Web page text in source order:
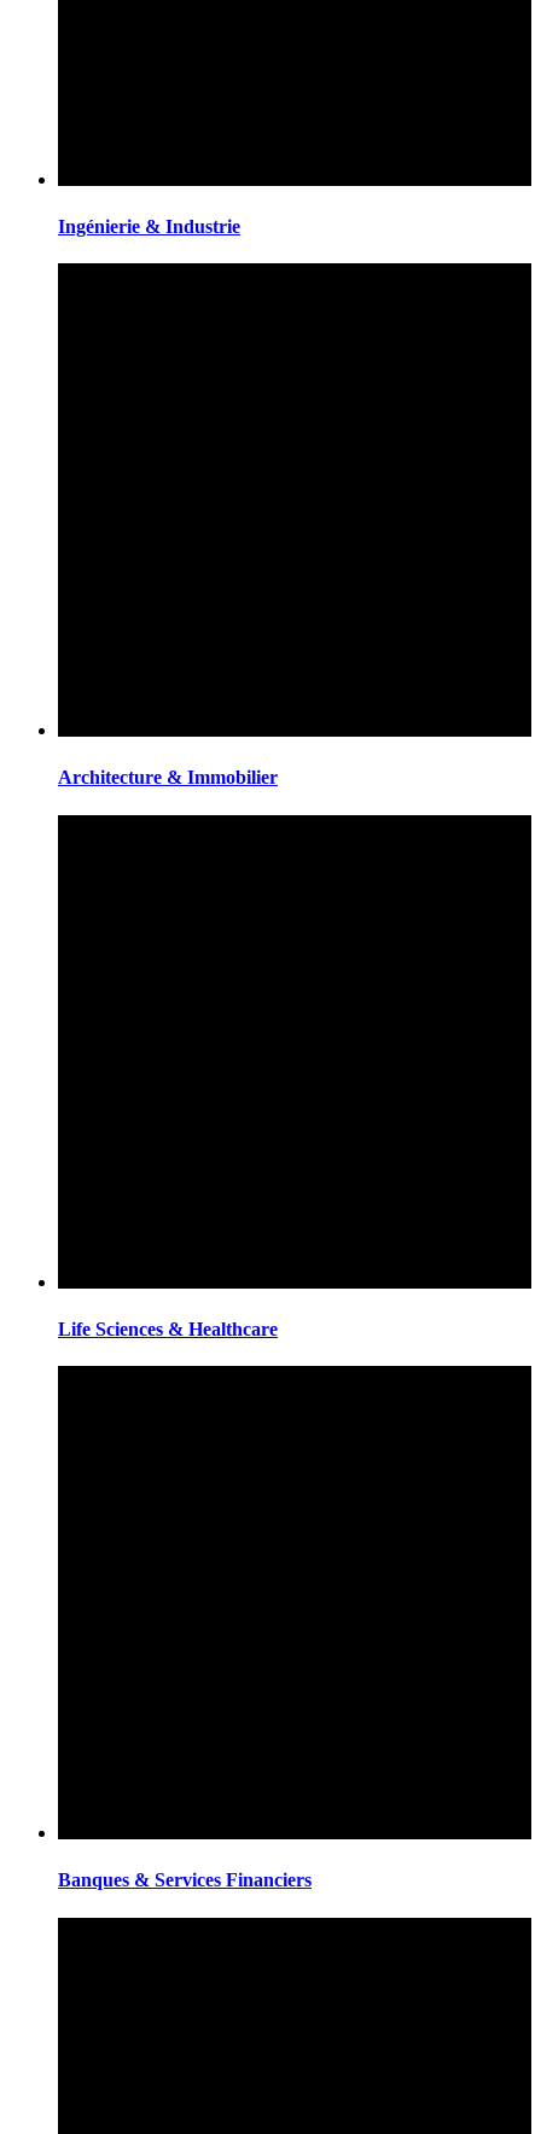
Ingénierie & Industrie
Architecture & Immobilier
Life Sciences & Healthcare
Banques & Services Financiers